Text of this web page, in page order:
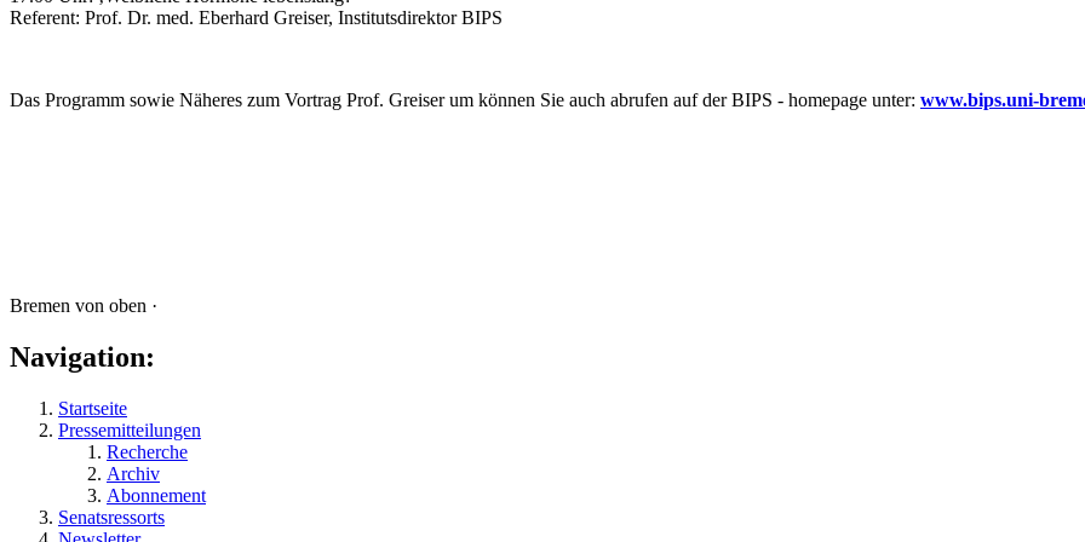
Referent: Prof. Dr. med. Eberhard Greiser, Institutsdirektor BIPS
Das Programm sowie Näheres zum Vortrag Prof. Greiser um können Sie auch abrufen auf der BIPS - homepage unter: www.bips.uni-
Bremen von oben ·
Navigation:
Startseite
Pressemitteilungen
Recherche
Archiv
Abonnement
Senatsressorts